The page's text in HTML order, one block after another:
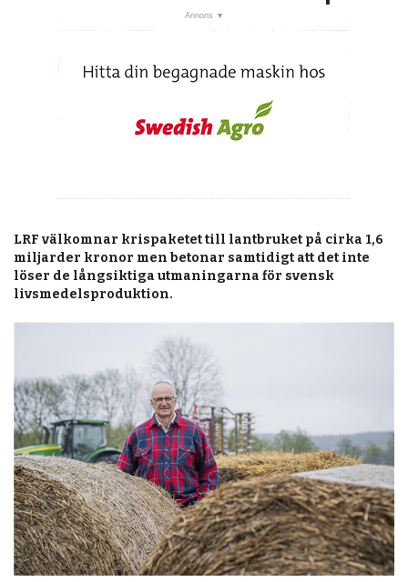
MARKNAD
TJÄNSTER
JOBB
ANNONSERA
OM OSS
LRF välkomnar krispaketet till lantbruket på cirka 1,6
miljarder kronor men betonar samtidigt att det inte
löser de långsiktiga utmaningarna för svensk
livsmedelsproduktion.